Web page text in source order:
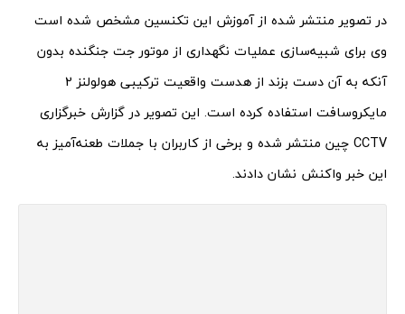
در تصویر منتشر شده از آموزش این تکنسین مشخص شده است
وی برای شبیه‌سازی عملیات نگهداری از موتور جت جنگنده بدون
آنکه به آن دست بزند از هدست واقعیت ترکیبی هولولنز 2
مایکروسافت استفاده کرده است. این تصویر در گزارش خبرگزاری
CCTV چین منتشر شده و برخی از کاربران با جملات طعنه‌آمیز به
این خبر واکنش نشان دادند.